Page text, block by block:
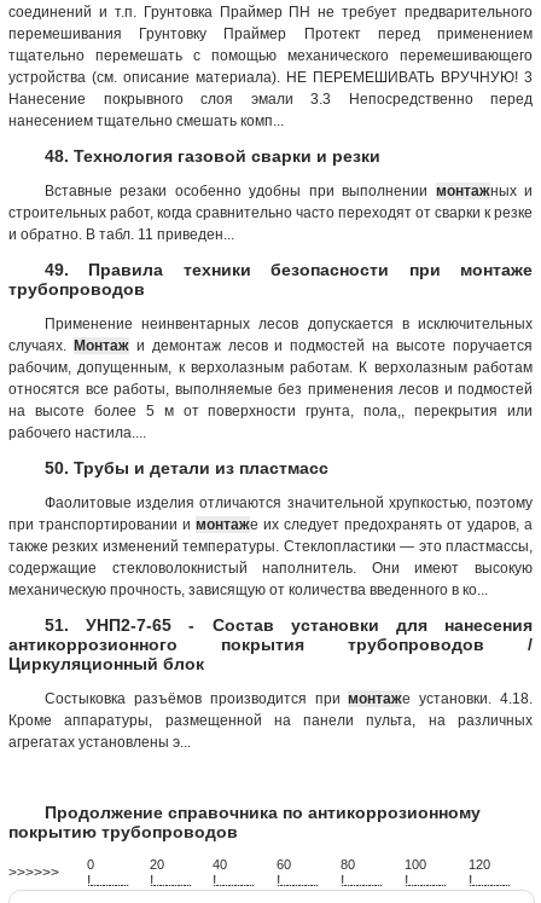
соединений и т.п. Грунтовка Праймер ПН не требует предварительного
перемешивания Грунтовку Праймер Протект перед применением
тщательно перемешать с помощью механического перемешивающего
устройства (см. описание материала). НЕ ПЕРЕМЕШИВАТЬ ВРУЧНУЮ! 3
Нанесение покрывного слоя эмали 3.3 Непосредственно перед
нанесением тщательно смешать комп...
48. Технология газовой сварки и резки
Вставные резаки особенно удобны при выполнении монтажных и
строительных работ, когда сравнительно часто переходят от сварки к резке
и обратно. В табл. 11 приведен...
49. Правила техники безопасности при монтаже
трубопроводов
Применение неинвентарных лесов допускается в исключительных
случаях. Монтажи демонтаж лесов и подмостей на высоте поручается
рабочим, допущенным, к верхолазным работам. К верхолазным работам
относятся все работы, выполняемые без применения лесов и подмостей
на высоте более 5 м от поверхности грунта, пола,, перекрытия или
рабочего настила....
50. Трубы и детали из пластмасс
Фаолитовые изделия отличаются значительной хрупкостью, поэтому
при транспортировании и монтаже их следует предохранять от ударов, а
также резких изменений температуры. Стеклопластики — это пластмассы,
содержащие стекловолокнистый наполнитель. Они имеют высокую
механическую прочность, зависящую от количества введенного в ко...
51. УНП2-7-65 - Состав установки для нанесения
антикоррозионного покрытия трубопроводов /
Циркуляционный блок
Cостыковка разъёмов производится примонтаже установки. 4.18.
Кроме аппаратуры, размещенной на панели пульта, на различных
агрегатах установлены э...
Продолжение справочника по антикоррозионному
покрытию трубопроводов
>>>>>> 0
!...................
20
!...................
40
!...................
60
!...................
80
!...................
100
!...................
120
!...................